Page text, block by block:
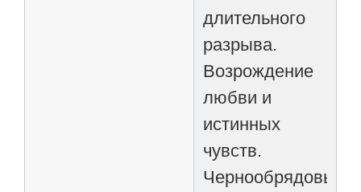
длительного
разрыва.
Возрождение
любви и
истинных
чувств.
Чернообрядовый